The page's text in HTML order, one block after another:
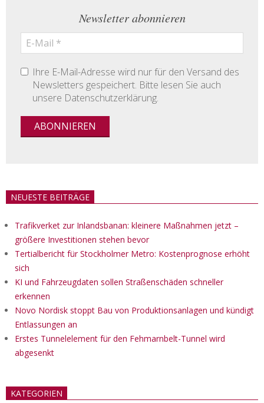
Newsletter abonnieren
Ihre E-Mail-Adresse wird nur für den Versand des
Newsletters gespeichert. Bitte lesen Sie auch
unsere Datenschutzerklärung.
NEUESTE BEITRÄGE
Trafikverket zur Inlandsbanan: kleinere Maßnahmen jetzt –
größere Investitionen stehen bevor
Tertialbericht für Stockholmer Metro: Kostenprognose erhöht
sich
KI und Fahrzeugdaten sollen Straßenschäden schneller
erkennen
Novo Nordisk stoppt Bau von Produktionsanlagen und kündigt
Entlassungen an
Erstes Tunnelelement für den Fehmarnbelt-Tunnel wird
abgesenkt
KATEGORIEN